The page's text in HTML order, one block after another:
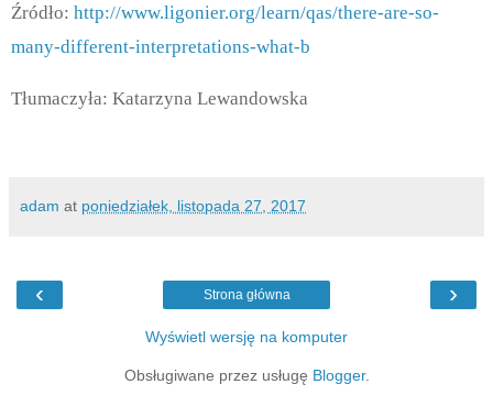
Źródło: http://www.ligonier.org/learn/qas/there-are-so-
many-different-interpretations-what-b
Tłumaczyła: Katarzyna Lewandowska
adam at poniedziałek, listopada 27, 2017
‹ ›
Strona główna
Wyświetl wersję na komputer
Obsługiwane przez usługę Blogger.